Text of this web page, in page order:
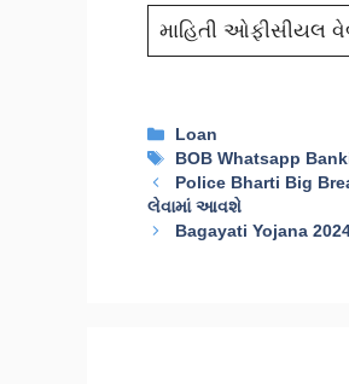
માહિતી ઓફીસીયલ
Categories
Loan
Tags
BOB Whatsapp
Police Bharti Big
લેવામાં આવશે
Bagayati Yojana